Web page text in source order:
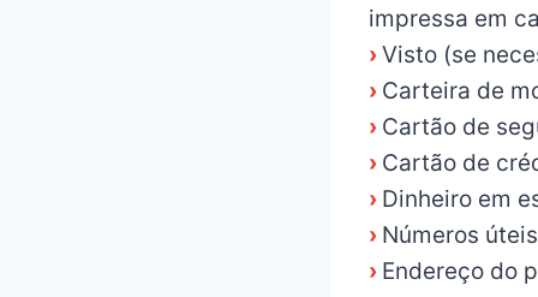
impressa em
›Visto (se
› Carteira de
› Cartão de
› Cartão de
› Dinheiro em
› Números
› Endereço do